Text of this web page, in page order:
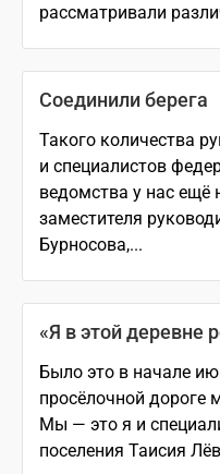
рассматривали
Соединили берега
Такого количества
и специалистов
ведомства у нас ещё
заместителя
Бурносова,...
«Я в этой деревне
Было это в начале
просёлочной дороге
Мы — это я и
поселения Таисия